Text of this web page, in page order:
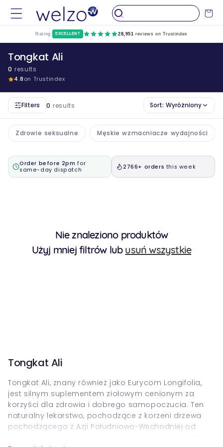
do
Wózek
Rating: EXCELLENT 28,951 reviews on Trustindex
Tongkat Ali
0 results
4.8on Trustindex
Filters 0 results Sort: Wyróżniony
Zdrowie seksualne Męskie wzmacniacze wydajności
Order before 2pm for
same-day dispatch
2766+ orders this week
Nie znaleziono produktów
Użyj mniej filtrów lub usuń wszystkie
Tongkat Ali
Tongkat Ali, znany również jako Eurycom Longifolia,
jest silnym suplementem ziołowym cenionym za
korzyści dla zdrowia i dobrego samopoczucia. Ten
naturalny lekarstwo, pochodzące z korzeni drzewa
pochodzącego z Azji Południowo-Wschodniej od